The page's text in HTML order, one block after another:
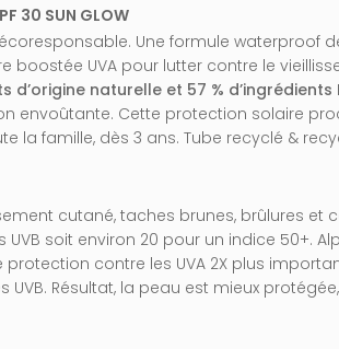
30 SUN GLOW
Une formule waterproof
boostée UVA pour lutter contre le
d’origine naturelle et 57 % d’ingrédients
envoûtante. Cette protection solaire
la famille, dès 3 ans. Tube recyclé &
cutané, taches brunes, brûlures et
soit environ 20 pour un indice 50+.
contre les UVA 2X plus
UVB. Résultat, la peau est mieux